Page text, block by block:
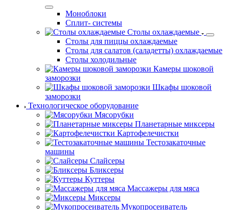
Моноблоки
Сплит- системы
Столы охлаждаемые
Столы для пиццы охлаждаемые
Столы для салатов (саладетты) охлаждаемые
Столы холодильные
Камеры шоковой
заморозки
Шкафы шоковой
заморозки
Технологическое оборудование
Мясорубки
Планетарные миксеры
Картофелечистки
Тестозакаточные
машины
Слайсеры
Бликсеры
Куттеры
Массажеры для мяса
Миксеры
Мукопросеиватель